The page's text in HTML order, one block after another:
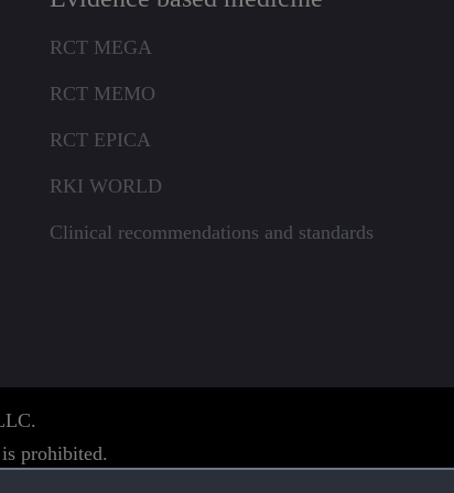
RCT MEGA
RCT MEMO
RCT EPICA
RKI WORLD
Clinical recommendations and standards
prohibited.